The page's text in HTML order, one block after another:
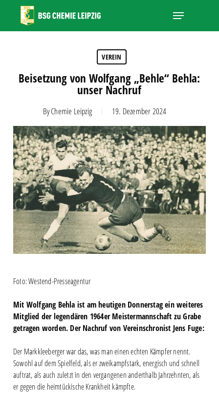
main
Menu
VEREIN
Beisetzung von Wolfgang „Behle“ Behla:
unser Nachruf
ByChemie Leipzig 19. Dezember 2024
Foto: Westend-Presseagentur
Mit Wolfgang Behla ist am heutigen Donnerstag ein weiteres
Mitglied der legendären 1964er Meistermannschaft zu Grabe
getragen worden. Der Nachruf von Vereinschronist Jens Fuge:
Der Markkleeberger war das, was man einen echten Kämpfer nennt.
Sowohl auf dem Spielfeld, als er zweikampfstark, energisch und schnell
auftrat, als auch zuletzt in den vergangenen anderthalb Jahrzehnten, als
er gegen die heimtückische Krankheit kämpfte.
Close